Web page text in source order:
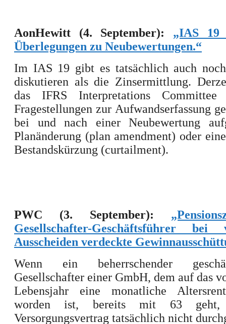
AonHewitt (4. September): „IAS 19
Überlegungen zu Neubewertungen.“
Im IAS 19 gibt es tatsächlich auch
diskutieren als die Zinsermittlung.
das IFRS Interpretations
Fragestellungen zur Aufwandserfassung
bei und nach einer Neubewertung
Planänderung (plan amendment) oder
Bestandskürzung (curtailment).
PWC (3. September):
Gesellschafter-Geschäftsführer bei
Ausscheiden verdeckte
Wenn ein beherrschender
Gesellschafter einer GmbH, dem auf das
Lebensjahr eine monatliche
worden ist, bereits mit 63
Versorgungsvertrag tatsächlich nicht